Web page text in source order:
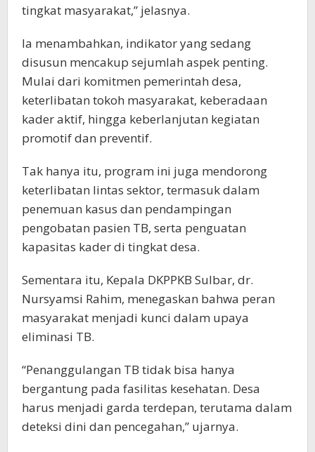
tingkat masyarakat,” jelasnya.
Ia menambahkan, indikator yang sedang
disusun mencakup sejumlah aspek penting.
Mulai dari komitmen pemerintah desa,
keterlibatan tokoh masyarakat, keberadaan
kader aktif, hingga keberlanjutan kegiatan
promotif dan preventif.
Tak hanya itu, program ini juga mendorong
keterlibatan lintas sektor, termasuk dalam
penemuan kasus dan pendampingan
pengobatan pasien TB, serta penguatan
kapasitas kader di tingkat desa.
Sementara itu, Kepala DKPPKB Sulbar, dr.
Nursyamsi Rahim, menegaskan bahwa peran
masyarakat menjadi kunci dalam upaya
eliminasi TB.
“Penanggulangan TB tidak bisa hanya
bergantung pada fasilitas kesehatan. Desa
harus menjadi garda terdepan, terutama dalam
deteksi dini dan pencegahan,” ujarnya.